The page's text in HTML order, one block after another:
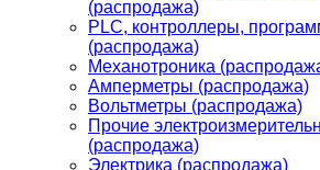
(распродажа)
PLС, контроллеры,
(распродажа)
Механотроника
Амперметры (распродажа)
Вольтметры (распродажа)
Прочие
(распродажа)
Электрика (распродажа)